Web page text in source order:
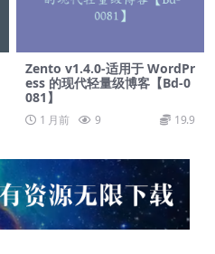
Zento v1.4.0-适用于 WordPr
ess 的现代轻量级博客【Bd-0
081】
1 月前 9 19.9